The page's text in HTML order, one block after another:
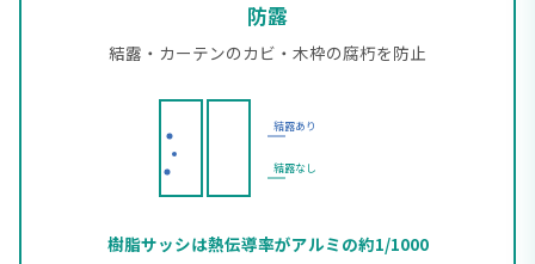
防露
結露・カーテンのカビ・木枠の腐朽を防止
結露あり
結露なし
樹脂サッシは熱伝導率がアルミの約1/1000